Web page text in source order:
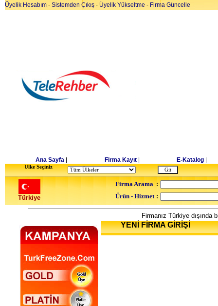
Üyelik Hesabım - Sistemden Çıkış - Üyelik Yükseltme - Firma Güncelle
Ana Sayfa Firma Kayıt E-Katalog|
Ulke Seçiniz
Türkiye
Firma Arama :
Ürün - Hizmet :
Firmanız Türkiye
YENİ FİRMA GİRİŞİ